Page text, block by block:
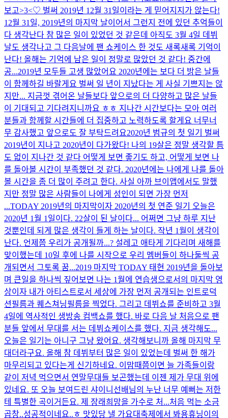
보고>3<♡ 벌써 2019년 12월 31일이라는 게 믿어지지가 않는다!
12월 31일, 2019년의 마지막 날이어서 그런지 전에 있던 추억들이
다 생각난다 참 많은 일이 있었던 것 같은데 아직도 3월 4일 데뷔
날도 생각나고 그 다음날에 팬 쇼케이스 한 것도 새록새록 기억이
난다! 올해는 기억에 남은 일이 정말로 많았던 것 같다! 중간에
공...2019년 모두들 고생 많았어요 2020년에는 보다 더 밝은 날들
이 함께하길 바랄게요 벌써 일 년이 지났다는 게 사실 기쁘지는 않
지만... 지금껏 겪어온 날들보다 앞으로의 더 다양하고 많은 날들
이 기대되고 기다려지니까요 ㅎㅎ 지나간 시간보다는 모아 여러
분들과 함께할 시간들에 더 집중하고 노력하도록 할게요 너무너
무 감사했고 앞으로도 잘 부탁드려요2020년 범규의 첫 일기 벌써
2019년이 지나고 2020년이 다가왔다! 나의 19살은 정말 생각할 틈
도 없이 지나간 것 같다 어떻게 보면 좋기도 하고, 어떻게 보면 나
를 돌아볼 시간이 부족했던 것 같다. 2020년에는 나에게 나를 돌아
볼 시간을 좀 더 많이 주려고 한다. 사실 아까 브이앱에서도 말했
지만 정말 많은 사람들이 나에게 성인이 되면 가장 먼저
...TODAY 2019년의 마지막이자 2020년의 첫 연준 일기 오늘은
2020년 1월 1일이다. 22살이 된 날이다... 어쩌면 그냥 하루 지난
것뿐인데 되게 많은 생각이 들게 하는 날이다. 작년 1월이 생각이
난다. 언제쯤 우리가 공개될까...? 설레고 애타게 기다리며 새해를
맞이했는데 10일 후에 나를 시작으로 우리 멤버들이 하나둘씩 공
개되면서 그토록 꿈...2019 마지막 TODAY 태현 2019년을 돌아보
며 큰일을 하나씩 짚어보면 나는 1월에 연습생으로서의 마지막 영
상이자 내가 아티스트로서 세상에 가장 먼저 공개되는 인트로덕
션필름과 퀘스쳐닝필름을 찍었다. 그리고 데뷔쇼를 준비하고 3월
4일에 역사적인 생방송 컴백쇼를 했다. 바로 다음 날 처음으로 팬
분들 앞에서 무대를 서는 데뷔쇼케이스를 했다. 지금 생각해도...
오늘은 일기는 아니구 그냥 왔어요. 생각해보니까 올해 마지막 무
대더라구요. 올해 참 데뷔부터 많은 일이 있었는데 벌써 한 해가
마무리되고 있다는게 신기하네요. 이맘때쯤이면 늘 가족들이랑
같이 저녁 먹으면서 연말무대들 보곤했는데 이젠 제가 무대 위에
있네요. 또 오늘 보여드린 샤이니선배님의 누난 너무 예뻐는 저한
테 특별한 곡이거든요. 제 장래희망을 가수로 처...처음 먹는 소금
곱창..성공적이네요..ㅎ 맛있당 낼 가요대축제에서 봐용휴닝이의